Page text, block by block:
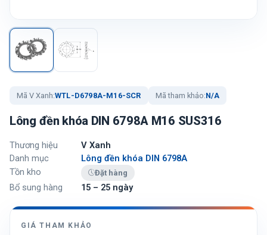
Mã V Xanh:WTL-D6798A-M16-SCR Mã tham khảo:N/A
Lông đền khóa DIN 6798A M16 SUS316
Thương hiệu
V Xanh
Danh mục
Lông đền khóa DIN 6798A
Tồn kho
Đặt hàng
Bổ sung hàng 15 – 25 ngày
GIÁ THAM KHẢO